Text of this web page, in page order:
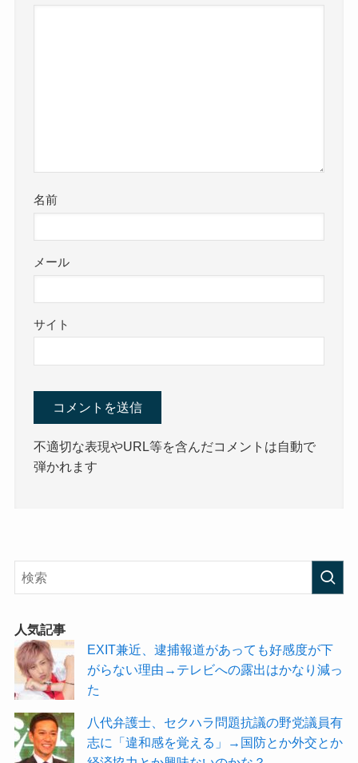
名前
メール
サイト
不適切な表現やURL等を含んだコメントは自動で
弾かれます
人気記事
EXIT兼近、逮捕報道があっても好感度が下
がらない理由→テレビへの露出はかなり減っ
た
八代弁護士、セクハラ問題抗議の野党議員有
志に「違和感を覚える」→国防とか外交とか